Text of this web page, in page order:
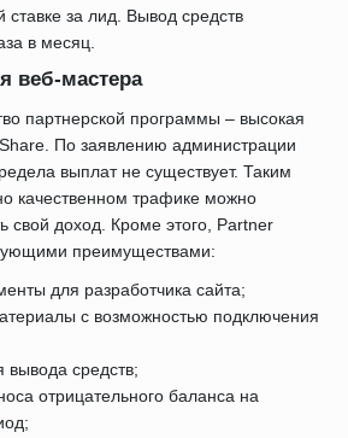
за лид. Вывод средств
в месяц.
веб-мастера
партнерской программы – высокая
По заявлению администрации
выплат не существует. Таким
качественном трафике можно
свой доход. Кроме этого, Partner
преимуществами:
для разработчика сайта;
с возможностью подключения
вывода средств;
отрицательного баланса на